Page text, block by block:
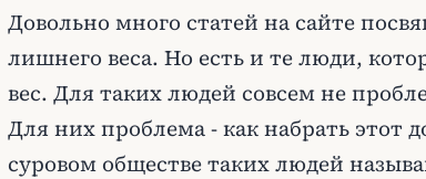
Довольно много статей на сайте
лишнего веса. Но есть и те люди,
вес. Для таких людей совсем не
Для них проблема - как набрать этот
суровом обществе таких людей